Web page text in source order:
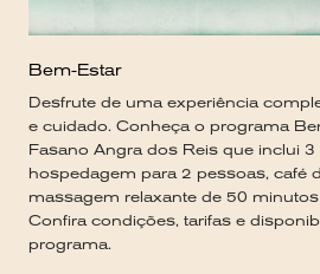
Bem-Estar
Desfrute de uma experiência
e cuidado. Conheça o programa
Fasano Angra dos Reis que inclui 3
hospedagem para 2 pessoas, café
massagem relaxante de 50
Confira condições, tarifas e
programa.